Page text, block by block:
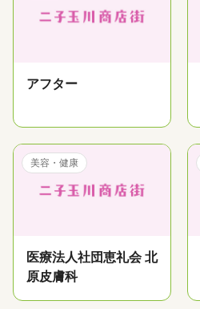
アフター
美容・健康
医療法人社団恵礼会 北
原皮膚科